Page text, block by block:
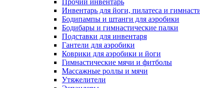
Прочий инвентарь
Инвентарь для йоги, пилатеса и
Бодипампы и штанги для аэробики
Бодибары и гимнастические палки
Подставки для инвентаря
Гантели для аэробики
Коврики для аэробики и йоги
Гимнастические мячи и фитболы
Массажные роллы и мячи
Утяжелители